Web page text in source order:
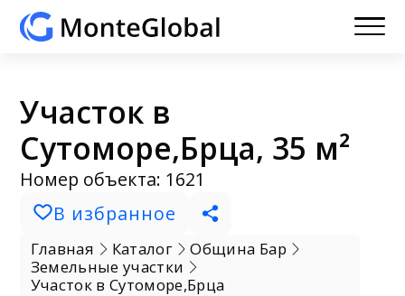
Участок в
Сутоморе,Брца, 35 м²
Номер объекта: 1621
В избранное
Главная Каталог
Община Бар
Земельные участки
Участок в Сутоморе,Брца